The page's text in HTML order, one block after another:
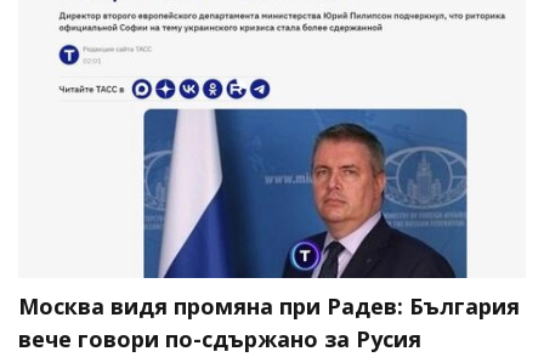
Москва видя промяна при Радев: България
вече говори по-сдържано за Русия